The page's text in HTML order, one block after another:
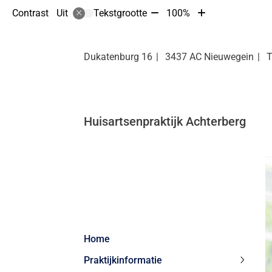
Contrast Uit Tekstgrootte Tekst
10%
100%
Tekst
10%
Dukatenburg 16 3437 AC Nieuwegein
Huisartsenpraktijk Achterberg
Home
Praktijkinformatie